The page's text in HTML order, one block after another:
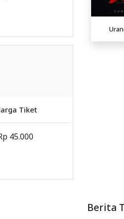
Tiket
45.000
Berita